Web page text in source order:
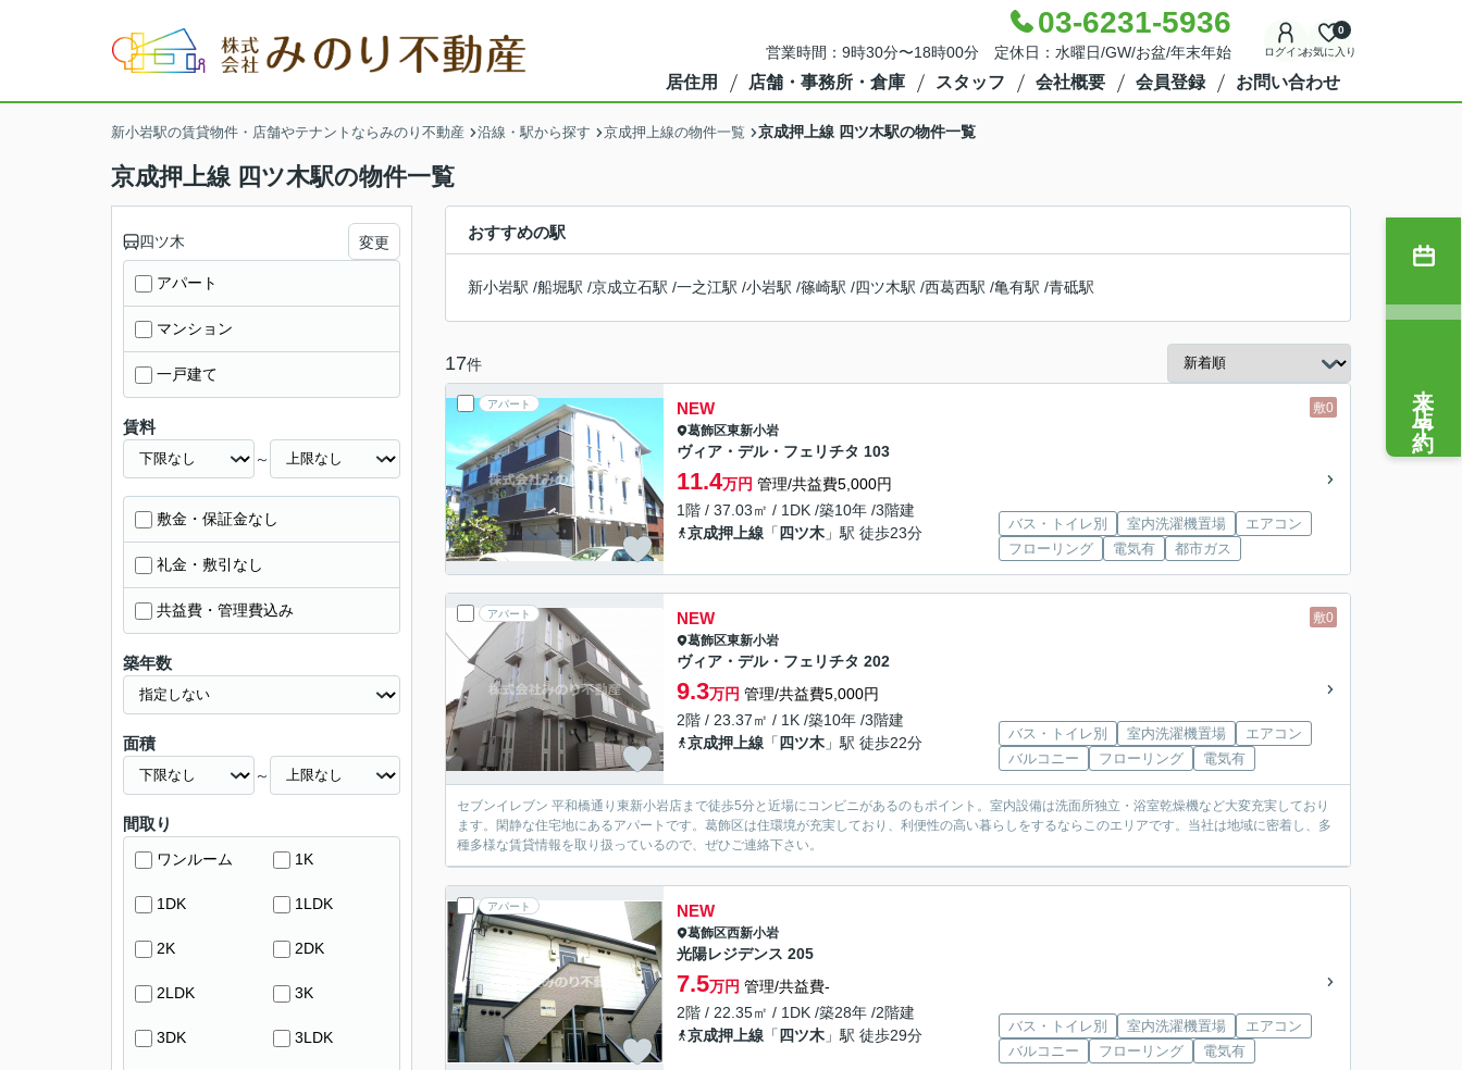
03-6231-5936
営業時間：9時30分〜18時00分 定休日：水曜日/GW/お盆/年末年始 ログインお気に入り
0
居住用 店舗・事務所・倉庫 スタッフ 会社概要 会員登録 お問い合わせ
新小岩駅の賃貸物件・店舗やテナントならみのり不動産 沿線・駅から探す 京成押上線の物件一覧 京成押上線 四ツ木駅の物件一覧
京成押上線 四ツ木駅の物件一覧
おすすめの駅
新小岩駅 /船堀駅 /京成立石駅 /一之江駅 /小岩駅 /篠崎駅 /四ツ木駅 /西葛西駅 /亀有駅 /青砥駅
17件
アパート 敷0
NEW
葛飾区東新小岩
ヴィア・デル・フェリチタ 103
11.4万円 管理/共益費5,000円
1階 / 37.03㎡ / 1DK /築10年 /3階建
京成押上線 「 四ツ木 」駅 徒歩23分
バス・トイレ別 室内洗濯機置場
エアコン
フローリング
電気有 都市ガス
アパート 敷0
NEW
葛飾区東新小岩
ヴィア・デル・フェリチタ 202
9.3万円 管理/共益費5,000円
2階 / 23.37㎡ / 1K /築10年 /3階建
京成押上線 「 四ツ木 」駅 徒歩22分
バス・トイレ別 室内洗濯機置場
エアコン
バルコニー
フローリング 電気有
セブンイレブン 平和橋通り東新小岩店まで徒歩5分と近場にコンビニがあるのもポイント。室内設備は洗面所独立・浴室乾燥機など大変充実しており
ます。閑静な住宅地にあるアパートです。葛飾区は住環境が充実しており、利便性の高い暮らしをするならこのエリアです。当社は地域に密着し、多
種多様な賃貸情報を取り扱っているので、ぜひご連絡下さい。
アパート NEW
葛飾区西新小岩
光陽レジデンス 205
7.5万円 管理/共益費-
2階 / 22.35㎡ / 1DK /築28年 /2階建
京成押上線 「 四ツ木 」駅 徒歩29分
バス・トイレ別 室内洗濯機置場
エアコン
バルコニー
フローリング 電気有
四ツ木 変更
アパート
マンション
一戸建て
賃料
～
敷金・保証金なし
礼金・敷引なし
共益費・管理費込み
築年数
面積
～
間取り
ワンルーム 1K
1DK 1LDK
2K 2DK
2LDK 3K
3DK 3LDK
来店予約